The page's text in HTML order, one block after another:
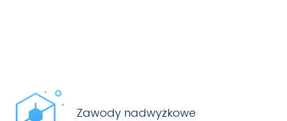
Zawody nadwyżkowe